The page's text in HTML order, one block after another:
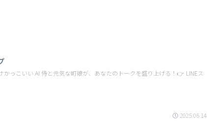
かっこいい AI 侍と元気な町娘が、あなたのトークを盛り上げる！👉 LINEス
2025.06.14